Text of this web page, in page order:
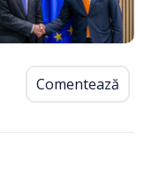
Comentează